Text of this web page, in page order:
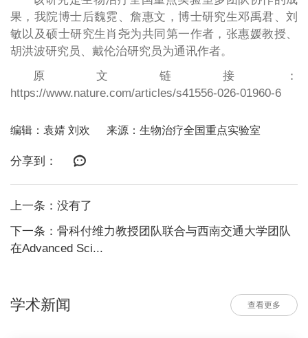
果，我院博士后魏霓、詹惠文，博士研究生邓禹君、刘
敏以及硕士研究生肖尧为共同第一作者，张惠媛教授、
胡洪波研究员、戴伦治研究员为通讯作者。
原文链接：
https://www.nature.com/articles/s41556-026-01960-6
编辑：袁婧 刘欢 来源：生物治疗全国重点实验室
分享到：
上一条：没有了
下一条：骨科付维力教授团队联合与西南交通大学团队
在Advanced Sci...
学术新闻 查看更多